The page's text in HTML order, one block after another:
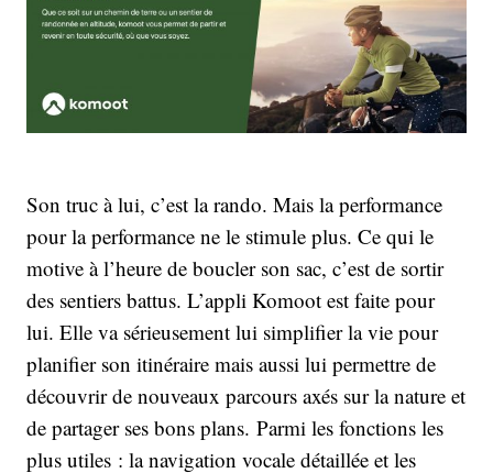
Son truc à lui, c’est la rando. Mais la performance
pour la performance ne le stimule plus. Ce qui le
motive à l’heure de boucler son sac, c’est de sortir
des sentiers battus. L’appli Komoot est faite pour
lui. Elle va sérieusement lui simplifier la vie pour
planifier son itinéraire mais aussi lui permettre de
découvrir de nouveaux parcours axés sur la nature et
de partager ses bons plans. Parmi les fonctions les
plus utiles : la navigation vocale détaillée et les